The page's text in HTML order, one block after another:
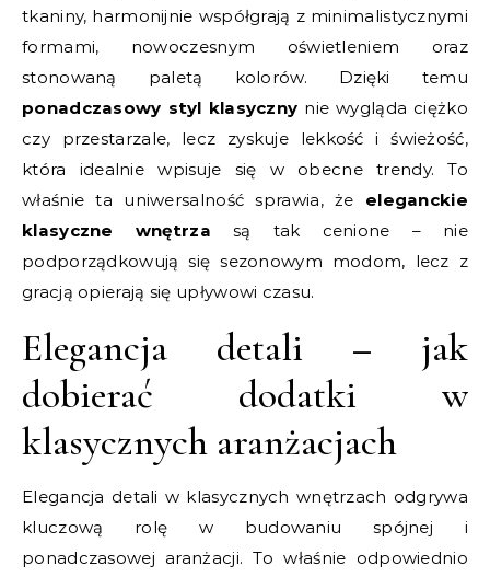
tkaniny, harmonijnie współgrają z minimalistycznymi
formami, nowoczesnym oświetleniem oraz
stonowaną paletą kolorów. Dzięki temu
ponadczasowy styl klasyczny nie wygląda ciężko
czy przestarzale, lecz zyskuje lekkość i świeżość,
która idealnie wpisuje się w obecne trendy. To
właśnie ta uniwersalność sprawia, że eleganckie
klasyczne wnętrza są tak cenione – nie
podporządkowują się sezonowym modom, lecz z
gracją opierają się upływowi czasu.
Elegancja detali – jak
dobierać dodatki w
klasycznych aranżacjach
Elegancja detali w klasycznych wnętrzach odgrywa
kluczową rolę w budowaniu spójnej i
ponadczasowej aranżacji. To właśnie odpowiednio